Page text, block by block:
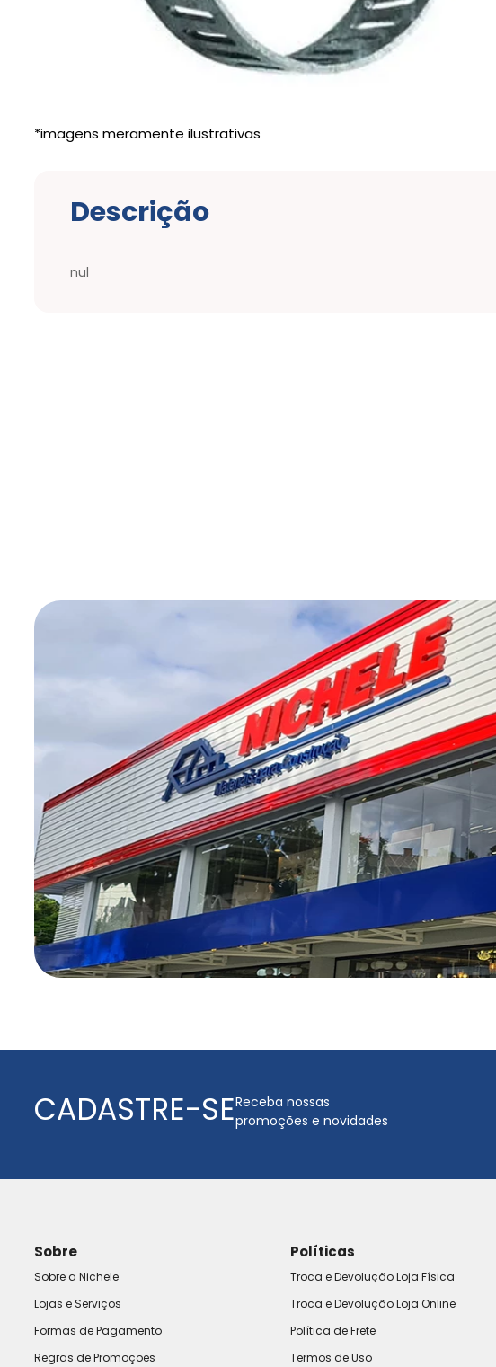
Descrição
nul
CADASTRE-SEReceba nossas
promoções e novidades
Sobre
Sobre a Nichele
Lojas e Serviços
Formas de Pagamento
Regras de Promoções
Políticas
Troca e Devolução Loja Física
Troca e Devolução Loja Online
Política de Frete
Termos de Uso